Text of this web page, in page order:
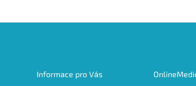
Informace pro Vás